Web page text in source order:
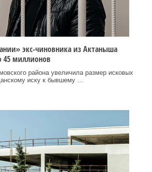
экс-чиновника из Актаныша
45 миллионов
района увеличила размер исковых
иску к бывшему ...